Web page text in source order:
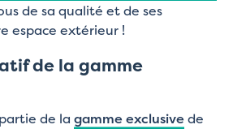
de sa qualité et de ses
espace extérieur !
de la gamme
de la gamme exclusive de